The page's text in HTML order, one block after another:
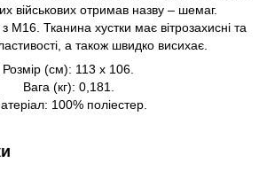
військових отримав назву – шемаг.
M16. Тканина хустки має вітрозахисні та
а також швидко висихає.
Розмір (см): 113 х 106.
Вага (кг): 0,181.
100% поліестер.